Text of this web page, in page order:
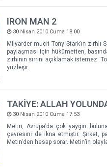
IRON MAN 2
30 Nisan 2010 Cuma 18:00
Milyarder mucit Tony Stark’ın
paylaşması için hükümetten,
zırhının sırrını açıklamak
yüzleşir.
TAKİYE: ALLAH
30 Nisan 2010 Cuma 17:53
Metin, Avrupa’da çok yaygın
çevresini de ikna etmiştir. Şirket,
Metin’den hesap sorar. Metin’in